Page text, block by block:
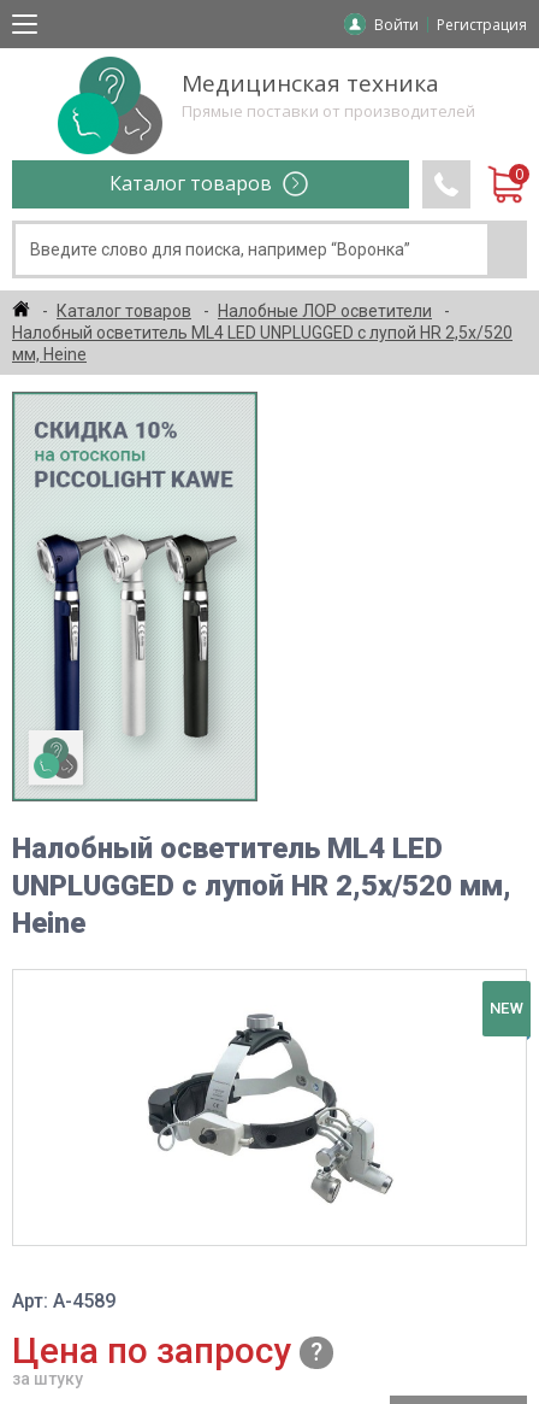
Войти Регистрация
Медицинская техника
Прямые поставки от производителей
Каталог товаров
Каталог товаров
Налобные ЛОР осветители
Налобный осветитель ML4 LED UNPLUGGED с лупой HR 2,5х/520
мм, Heine
Налобный осветитель ML4 LED
UNPLUGGED с лупой HR 2,5х/520 мм,
Heine
NEW
Арт: A-4589
Цена по запросу
за штуку